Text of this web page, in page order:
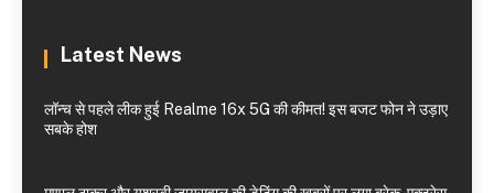
Latest News
लॉन्च से पहले लीक हुई Realme 16x 5G की कीमत! इस बजट फोन ने उड़ाए
सबके होश